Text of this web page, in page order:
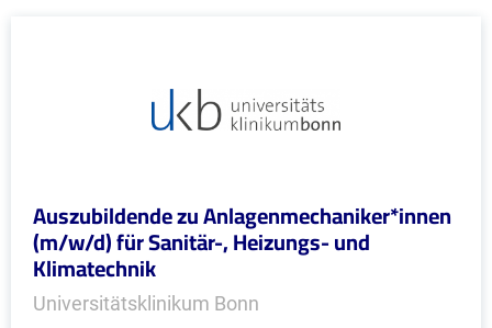
Auszubildende zu Anlagenmechaniker*innen
(m/w/d) für Sanitär-, Heizungs- und
Klimatechnik
Universitätsklinikum Bonn